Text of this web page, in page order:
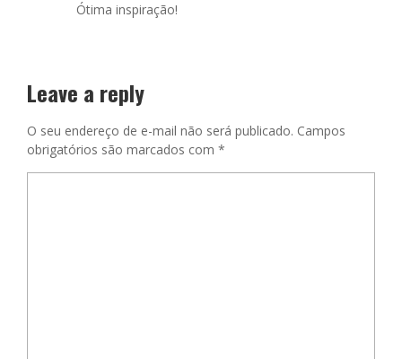
Ótima inspiração!
Leave a reply
O seu endereço de e-mail não será publicado. Campos
obrigatórios são marcados com *